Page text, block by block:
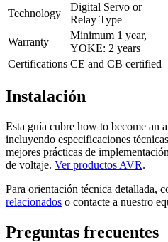
Technology
Digital Servo or
Relay Type
Warranty
Minimum 1 year,
YOKE: 2 years
Certifications CE and CB certified
Instalación
Esta guía cubre how to become an
incluyendo especificaciones
mejores prácticas de
de voltaje. Ver productos AVR.
Para orientación técnica detallada,
relacionados o contacte a nuestro
Preguntas frecuentes